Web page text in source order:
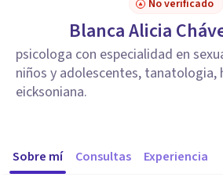
No verificado
Blanca Alicia
psicologa con especialidad en
niños y adolescentes, tanatologia,
eicksoniana.
Sobre mí Consultas Experiencia